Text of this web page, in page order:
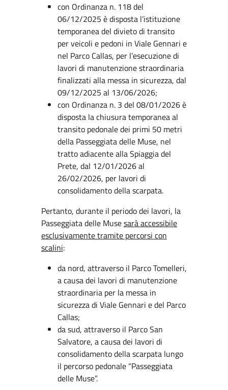
con Ordinanza n. 118 del
06/12/2025 è disposta l’istituzione
temporanea del divieto di transito
per veicoli e pedoni in Viale Gennari e
nel Parco Callas, per l’esecuzione di
lavori di manutenzione straordinaria
finalizzati alla messa in sicurezza, dal
09/12/2025 al 13/06/2026;
con Ordinanza n. 3 del 08/01/2026 è
disposta la chiusura temporanea al
transito pedonale dei primi 50 metri
della Passeggiata delle Muse, nel
tratto adiacente alla Spiaggia del
Prete, dal 12/01/2026 al
26/02/2026, per lavori di
consolidamento della scarpata.
Pertanto, durante il periodo dei lavori, la
Passeggiata delle Musesarà accessibile
esclusivamente tramite percorsi con
scalini:
da nord, attraverso il Parco Tomelleri,
a causa dei lavori di manutenzione
straordinaria per la messa in
sicurezza di Viale Gennari e del Parco
Callas;
da sud, attraverso il Parco San
Salvatore, a causa dei lavori di
consolidamento della scarpata lungo
il percorso pedonale “Passeggiata
delle Muse”.